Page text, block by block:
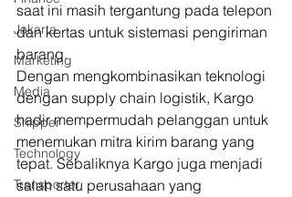
Jakarta
Marketing
Media
Shipper
Technology
Transporter
saat ini masih tergantung pada telepon
dan kertas untuk sistemasi pengiriman
barang.
Dengan mengkombinasikan teknologi
dengan supply chain logistik, Kargo
hadir mempermudah pelanggan untuk
menemukan mitra kirim barang yang
tepat. Sebaliknya Kargo juga menjadi
salah satu perusahaan yang